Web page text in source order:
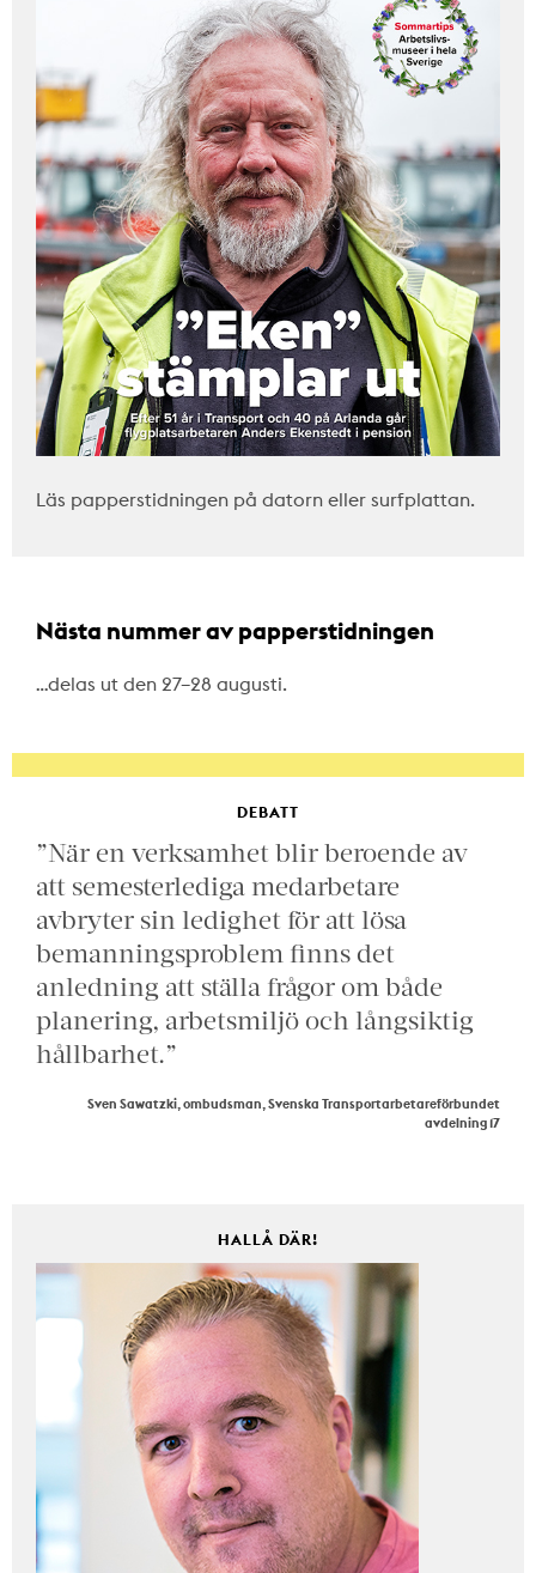
Läs papperstidningen på datorn eller surfplattan.
Nästa nummer av papperstidningen
…delas ut den 27–28 augusti.
DEBATT
”När en verksamhet blir beroende av
att semesterlediga medarbetare
avbryter sin ledighet för att lösa
bemanningsproblem finns det
anledning att ställa frågor om både
planering, arbetsmiljö och långsiktig
hållbarhet.”
Sven Sawatzki, ombudsman, Svenska Transportarbetareförbundet
avdelning 17
HALLÅ DÄR!